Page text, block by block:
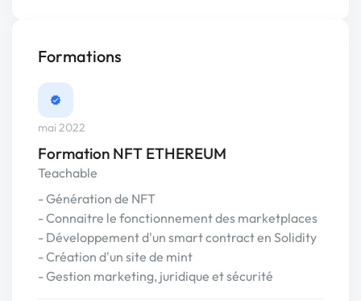
Formations
mai 2022
Formation NFT ETHEREUM
Teachable
- Génération de NFT
- Connaitre le fonctionnement des marketplaces
- Développement d'un smart contract en Solidity
- Création d'un site de mint
- Gestion marketing, juridique et sécurité